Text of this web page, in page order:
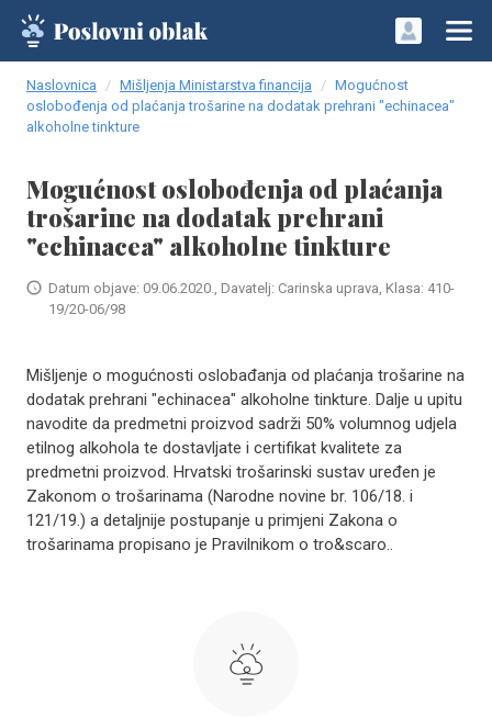
Naslovnica Mišljenja Ministarstva financija
Mogućnost
oslobođenja od plaćanja trošarine na dodatak prehrani "echinacea"
alkoholne tinkture
Mogućnost oslobođenja od plaćanja
trošarine na dodatak prehrani
"echinacea" alkoholne tinkture
Datum objave: 09.06.2020., Davatelj: Carinska uprava, Klasa: 410-
19/20-06/98
Mišljenje o mogućnosti oslobađanja od plaćanja trošarine na
dodatak prehrani "echinacea" alkoholne tinkture. Dalje u upitu
navodite da predmetni proizvod sadrži 50% volumnog udjela
etilnog alkohola te dostavljate i certifikat kvalitete za
predmetni proizvod. Hrvatski trošarinski sustav uređen je
Zakonom o trošarinama (Narodne novine br. 106/18. i
121/19.) a detaljnije postupanje u primjeni Zakona o
trošarinama propisano je Pravilnikom o tro&scaro..